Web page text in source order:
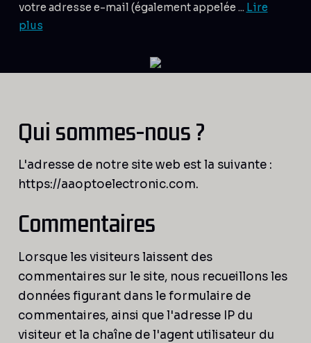
votre adresse e-mail (également appelée ... Lire
plus
Qui sommes-nous ?
L'adresse de notre site web est la suivante :
https://aaoptoelectronic.com.
Commentaires
Lorsque les visiteurs laissent des
commentaires sur le site, nous recueillons les
données figurant dans le formulaire de
commentaires, ainsi que l'adresse IP du
visiteur et la chaîne de l'agent utilisateur du